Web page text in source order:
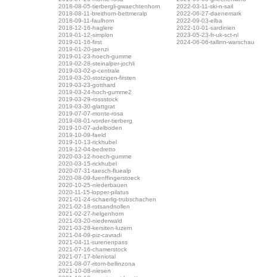
2018-08-05-tierbergli-gwaechtenhorn
2018-08-11-breithorn-bettmeralp
2018-09-11-faulhorn
2018-12-16-haglere
2019-01-12-simplon
2019-01-16-first
2019-01-20-jaenzi
2019-01-23-hoech-gumme
2019-02-28-steinalper-jochli
2019-03-02-p-centrale
2019-03-20-stotzigen-firsten
2019-03-23-gotthard
2019-03-24-hoch-gumme2
2019-03-29-rossstock
2019-03-30-glattgrat
2019-07-07-monte-rosa
2019-08-01-vorder-tierberg
2019-10-07-adelboden
2019-10-09-faeld
2019-10-13-rickhubel
2019-12-04-bedretto
2020-03-12-hoech-gumme
2020-03-15-rickhubel
2020-07-31-taesch-fluealp
2020-08-09-fuenffingerstoeck
2020-10-25-niederbauen
2020-11-15-lopper-pilatus
2021-01-24-schaerlig-trubschachen
2021-02-18-rotsandnollen
2021-02-27-helgenhorn
2021-03-20-niederwald
2021-03-28-kersiten-luzern
2021-04-09-piz-cavradi
2021-04-11-surenenpass
2021-07-16-chamerstock
2021-07-17-bleniotal
2021-08-07-ritom-bellinzona
2021-10-08-niesen
2022-03-11-ski-n-sail
2022-06-27-daenemark
2022-09-03-elba
2022-10-01-sardinien
2023-05-23-fr-uk-sct-nl
2024-06-06-tallinn-warschau